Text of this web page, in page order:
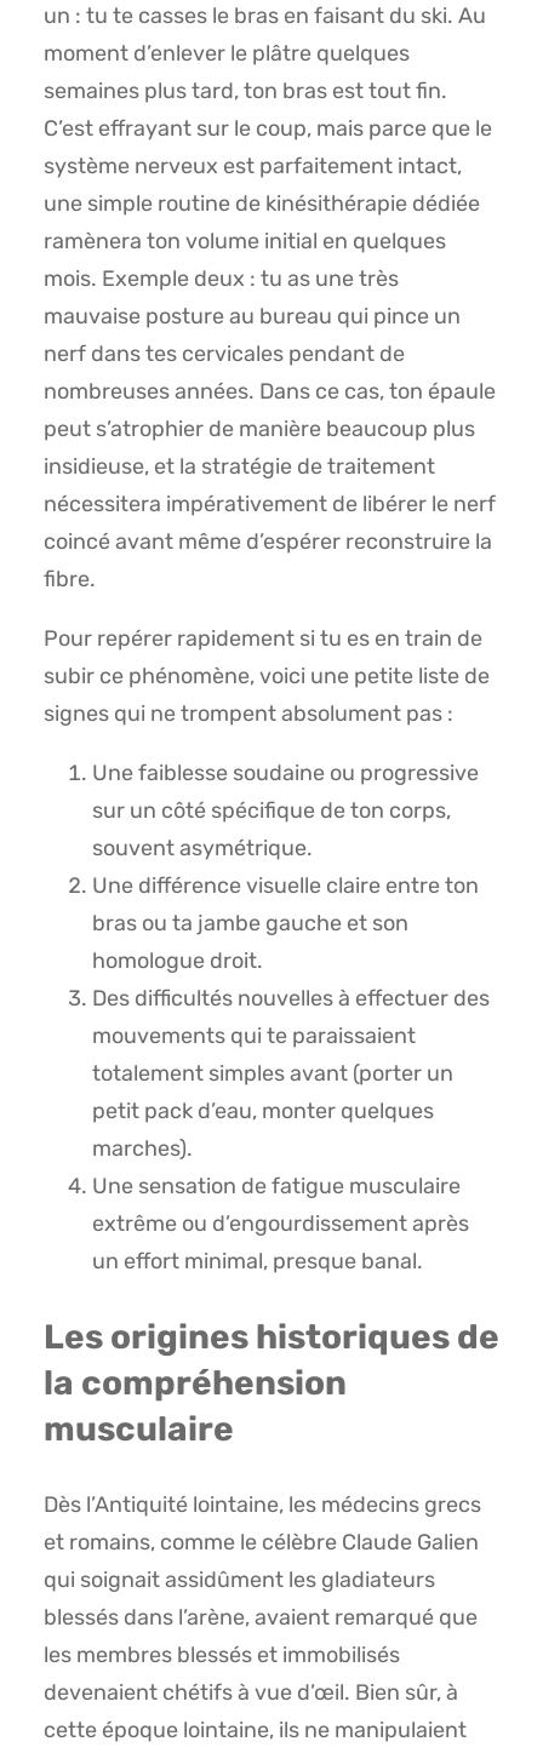
un : tu te casses le bras en faisant du ski. Au
moment d’enlever le plâtre quelques
semaines plus tard, ton bras est tout fin.
C’est effrayant sur le coup, mais parce que le
système nerveux est parfaitement intact,
une simple routine de kinésithérapie dédiée
ramènera ton volume initial en quelques
mois. Exemple deux : tu as une très
mauvaise posture au bureau qui pince un
nerf dans tes cervicales pendant de
nombreuses années. Dans ce cas, ton épaule
peut s’atrophier de manière beaucoup plus
insidieuse, et la stratégie de traitement
nécessitera impérativement de libérer le nerf
coincé avant même d’espérer reconstruire la
fibre.
Pour repérer rapidement si tu es en train de
subir ce phénomène, voici une petite liste de
signes qui ne trompent absolument pas :
Une faiblesse soudaine ou progressive
sur un côté spécifique de ton corps,
souvent asymétrique.
Une différence visuelle claire entre ton
bras ou ta jambe gauche et son
homologue droit.
Des difficultés nouvelles à effectuer des
mouvements qui te paraissaient
totalement simples avant (porter un
petit pack d’eau, monter quelques
marches).
Une sensation de fatigue musculaire
extrême ou d’engourdissement après
un effort minimal, presque banal.
Les origines historiques de
la compréhension
musculaire
Dès l’Antiquité lointaine, les médecins grecs
et romains, comme le célèbre Claude Galien
qui soignait assidûment les gladiateurs
blessés dans l’arène, avaient remarqué que
les membres blessés et immobilisés
devenaient chétifs à vue d’œil. Bien sûr, à
cette époque lointaine, ils ne manipulaient